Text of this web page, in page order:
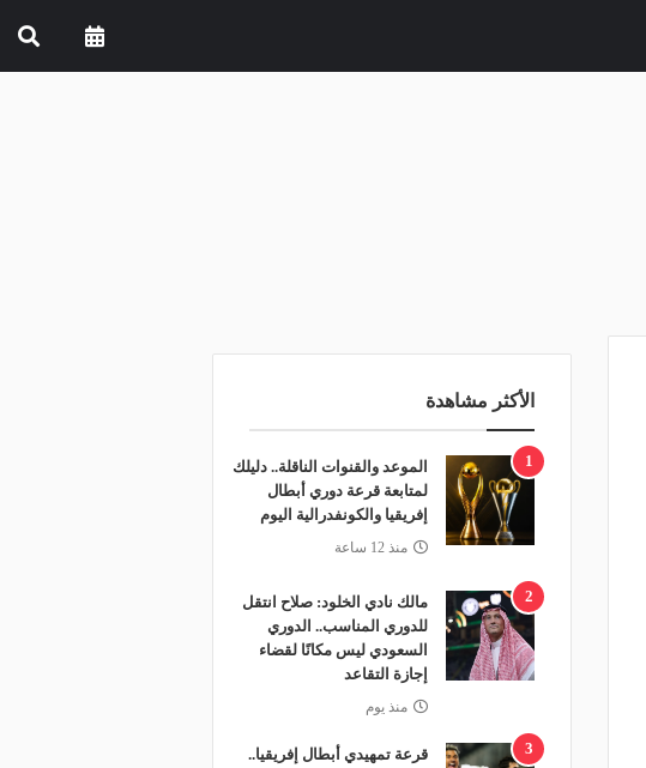
الأكثر مشاهدة
1
الموعد والقنوات الناقلة.. دليلك
لمتابعة قرعة دوري أبطال
إفريقيا والكونفدرالية اليوم
منذ 12 ساعة
2
مالك نادي الخلود: صلاح انتقل
للدوري المناسب.. الدوري
السعودي ليس مكانًا لقضاء
إجازة التقاعد
منذ يوم
3
قرعة تمهيدي أبطال إفريقيا..